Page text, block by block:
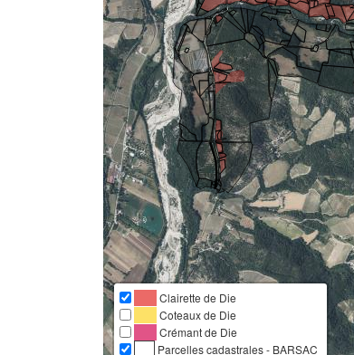
Clairette de Die
Coteaux de Die
Crémant de Die
Parcelles cadastrales - BARSAC